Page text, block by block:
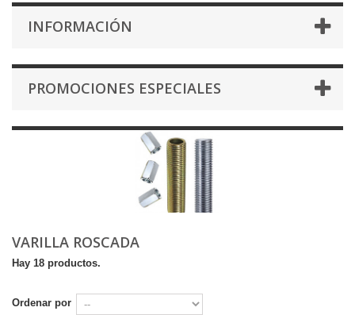
INFORMACIÓN
PROMOCIONES ESPECIALES
VARILLA ROSCADA
Hay 18 productos.
Ordenar por